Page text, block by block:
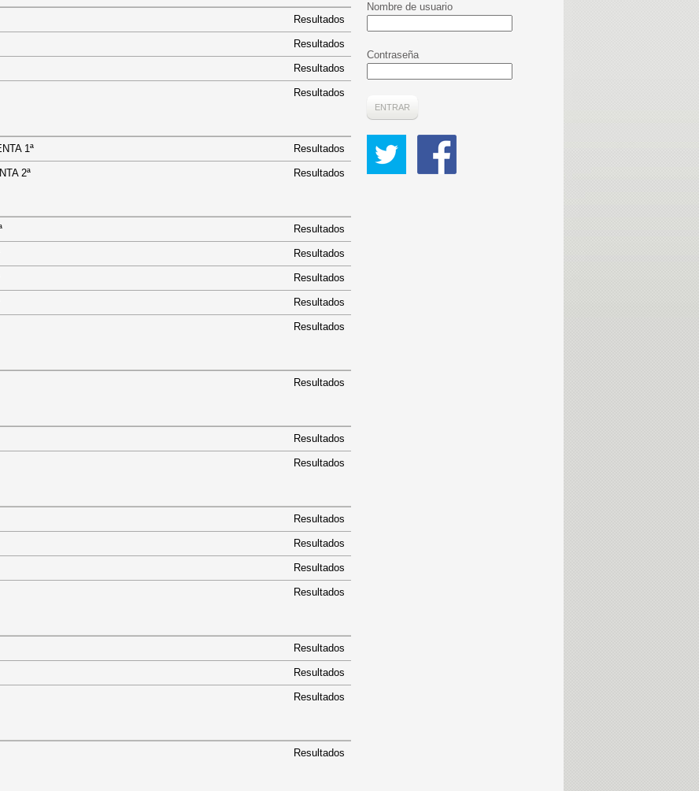
Resultados
Resultados
Resultados
Resultados
1ª Resultados
2ª Resultados
1ª Resultados
2ª Resultados
3ª Resultados
4ª Resultados
Resultados
Resultados
Resultados
Resultados
Resultados
Resultados
Resultados
Resultados
Resultados
Resultados
Resultados
Resultados
Nombre de usuario
Contraseña
ENTRAR